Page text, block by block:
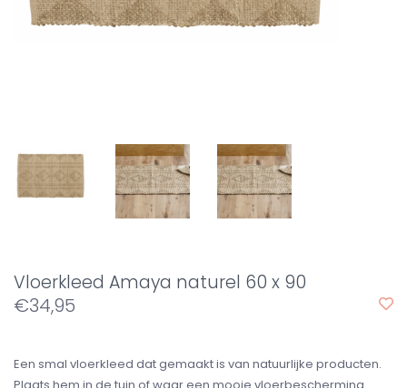
Vloerkleed Amaya naturel 60 x 90
€34,95
Een smal vloerkleed dat gemaakt is van natuurlijke producten.